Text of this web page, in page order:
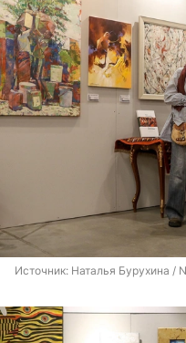
Источник: Наталья Бурухина /